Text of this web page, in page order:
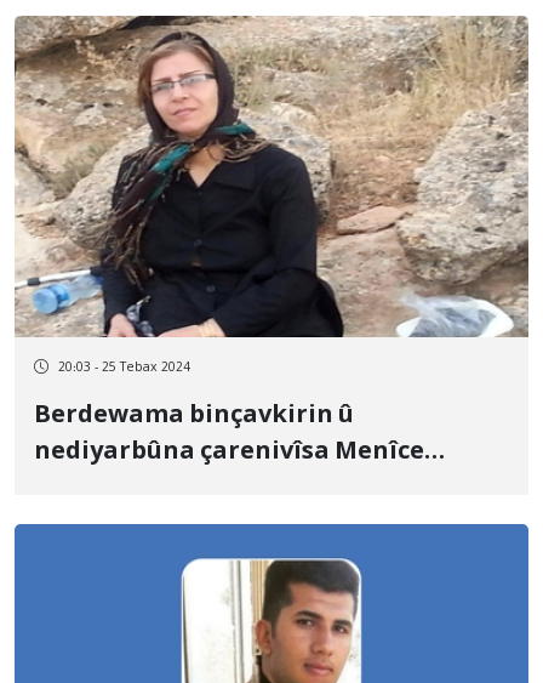
Pûrmihemedî, ji tohmeta ne rêde hat
berdan
20:03 - 25 Tebax 2024
Berdewama binçavkirin û
nediyarbûna çarenivîsa Menîce